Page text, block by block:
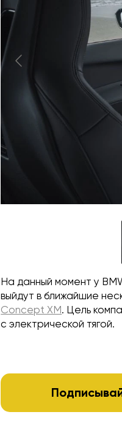
На данный момент у
выйдут в ближайшие
Concept XM. Цель
с электрической тягой.